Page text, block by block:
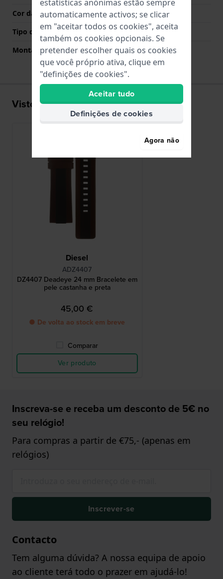
Cor da fivela
Cinzento
Tipo de montagem
Pinos de pressão
Montagem Reta
Sim
Visto recentemente
Diesel
ADZ4407
DZ4407 Deadeye 24 mm Bracelete em
pele castanha e preta
45,00 €
● De volta ao stock em breve
Comparar
Ver produto
Inscreva-se e receba um desconto de 5€ no
seu relógio!
Para compras a partir de €75,- (apenas em
relógios)
Inscrever-se
Contacto
Tem alguma dúvida? A nossa equipa de apoio
ao cliente terá todo o prazer em ajudá-lo!
estatísticas anónimas estão sempre
automaticamente activos; se clicar
em "aceitar todos os cookies", aceita
também os cookies opcionais. Se
pretender escolher quais os cookies
que você próprio ativa, clique em
"definições de cookies".
Aceitar tudo
Definições de cookies
Agora não